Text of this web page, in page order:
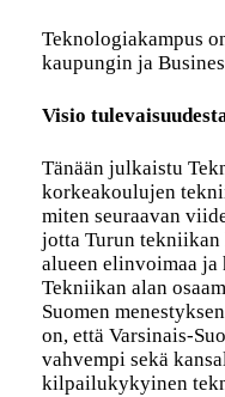
Teknologiakampus
kaupungin ja
Visio
Tänään julkaistu
korkeakoulujen
miten seuraavan
jotta Turun
alueen elinvoimaa
Tekniikan alan
Suomen
on, että Varsinais-
vahvempi sekä
kilpailukykyinen